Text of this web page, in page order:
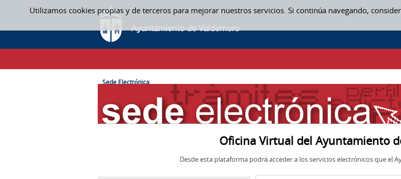
Utilizamos cookies propias y de terceros para mejorar nuestros servicios. Si continúa navegando,
Saltar al contenido
SEDE ELECTRÓNICA
CAMINO DE MIGAS
Sede Electrónica
Oficina Virtual del Ayuntamiento
Desde esta plataforma podrá acceder a los servicios electrónicos que el